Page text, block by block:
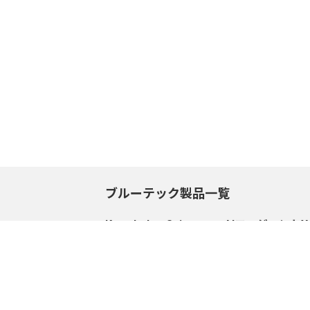
ブルーテック製品一覧
Knowledge Suite+ AIエージェントX